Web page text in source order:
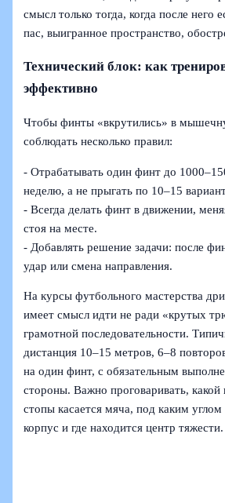
смысл только тогда, когда после него
пас, выигранное пространство,
Технический блок: как
эффективно
Чтобы финты «вкрутились» в
соблюдать несколько правил:
- Отрабатывать один финт до
неделю, а не прыгать по 10–15
- Всегда делать финт в движении,
стоя на месте.
- Добавлять решение задачи: после
удар или смена направления.
На курсы футбольного мастерства
имеет смысл идти не ради «крутых
грамотной последовательности.
дистанция 10–15 метров, 6–8
на один финт, с обязательным
стороны. Важно проговаривать, какой
стопы касается мяча, под каким углом
корпус и где находится центр тяжести.